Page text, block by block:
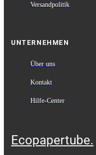
Versandpolitik
UNTERNEHMEN
Über uns
Kontakt
Hilfe-Center
Ecopapertube.